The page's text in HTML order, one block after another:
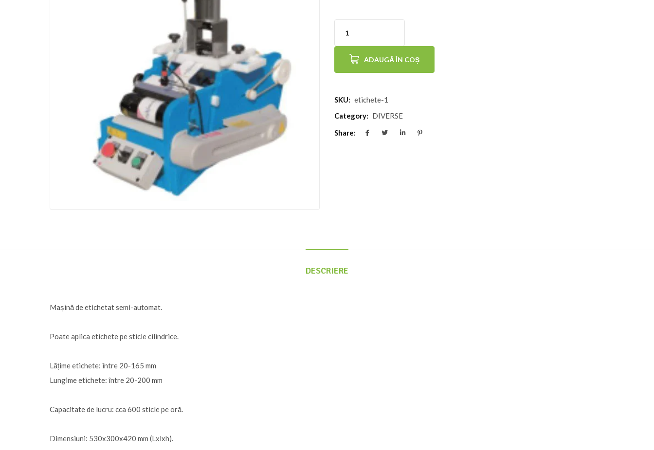
Instalație
semi-
automată
ADAUGĂ ÎN COȘ
SKU: etichete-1
Category: DIVERSE
Share:
DESCRIERE
Mașină de etichetat semi-automat.
Poate aplica etichete pe sticle cilindrice.
Lățime etichete: între 20-165 mm
Lungime etichete: între 20-200 mm
Capacitate de lucru: cca 600 sticle pe oră.
Dimensiuni: 530x300x420 mm (Lxlxh).